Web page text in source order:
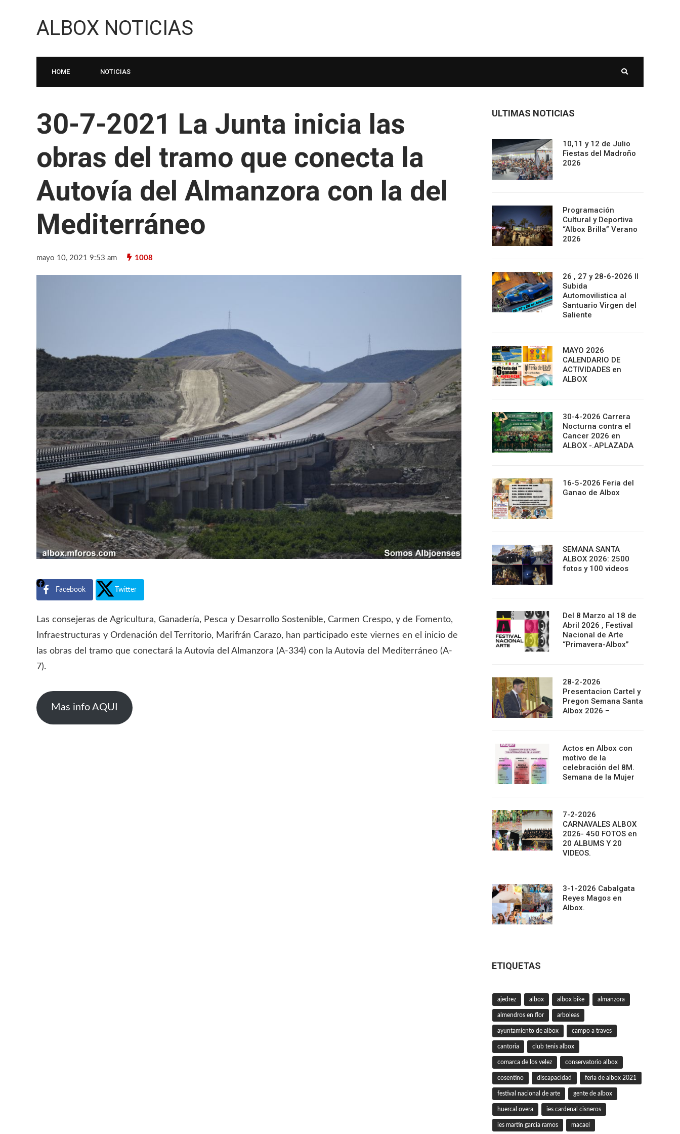
ALBOX NOTICIAS
HOME NOTICIAS
30-7-2021 La Junta inicia las
obras del tramo que conecta la
Autovía del Almanzora con la del
Mediterráneo
mayo 10, 2021 9:53 am 1008
Facebook Twitter
Las consejeras de Agricultura, Ganadería, Pesca y Desarrollo Sostenible, Carmen Crespo, y de Fomento,
Infraestructuras y Ordenación del Territorio, Marifrán Carazo, han participado este viernes en el inicio de
las obras del tramo que conectará la Autovía del Almanzora (A-334) con la Autovía del Mediterráneo (A-
7).
Mas info AQUI
ULTIMAS NOTICIAS
10,11 y 12 de Julio
Fiestas del Madroño
2026
Programación
Cultural y Deportiva
“Albox Brilla” Verano
2026
26 , 27 y 28-6-2026 II
Subida
Automovilistica al
Santuario Virgen del
Saliente
MAYO 2026
CALENDARIO DE
ACTIVIDADES en
ALBOX
30-4-2026 Carrera
Nocturna contra el
Cancer 2026 en
ALBOX -.APLAZADA
16-5-2026 Feria del
Ganao de Albox
SEMANA SANTA
ALBOX 2026: 2500
fotos y 100 videos
Del 8 Marzo al 18 de
Abril 2026 , Festival
Nacional de Arte
“Primavera-Albox”
28-2-2026
Presentacion Cartel y
Pregon Semana Santa
Albox 2026 –
Actos en Albox con
motivo de la
celebración del 8M.
Semana de la Mujer
7-2-2026
CARNAVALES ALBOX
2026- 450 FOTOS en
20 ALBUMS Y 20
VIDEOS.
3-1-2026 Cabalgata
Reyes Magos en
Albox.
ETIQUETAS
ajedrez albox albox bike almanzora
almendros en flor arboleas
ayuntamiento de albox campo a traves
cantoria club tenis albox
comarca de los velez conservatorio albox
cosentino discapacidad feria de albox 2021
festival nacional de arte gente de albox
huercal overa ies cardenal cisneros
ies martin garcia ramos macael